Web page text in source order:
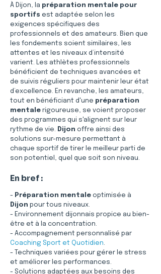
À Dijon, la préparation mentale pour
sportifs est adaptée selon les
exigences spécifiques des
professionnels et des amateurs. Bien que
les fondements soient similaires, les
attentes et les niveaux d’intensité
varient. Les athlètes professionnels
bénéficient de techniques avancées et
de suivis réguliers pour maintenir leur état
d’excellence. En revanche, les amateurs,
tout en bénéficiant d'une préparation
mentale rigoureuse, se voient proposer
des programmes qui s'alignent sur leur
rythme de vie. Dijon offre ainsi des
solutions sur-mesure permettant à
chaque sportif de tirer le meilleur parti de
son potentiel, quel que soit son niveau.
En bref :
- Préparation mentale optimisée à
Dijon pour tous niveaux.
- Environnement dijonnais propice au bien-
être et à la concentration.
- Accompagnement personnalisé par
Coaching Sport et Quotidien.
- Techniques variées pour gérer le stress
et améliorer les performances.
- Solutions adaptées aux besoins des